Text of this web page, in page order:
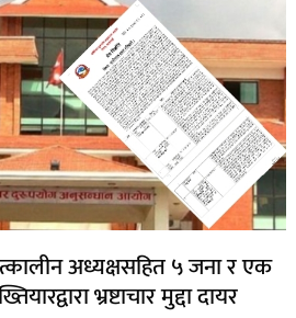
अध्यक्षसहित ५ जना र एक
भ्रष्टाचार मुद्दा दायर